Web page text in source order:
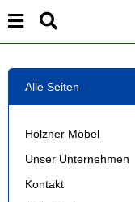
Alle Seiten
Holzner Möbel
Unser Unternehmen
Kontakt